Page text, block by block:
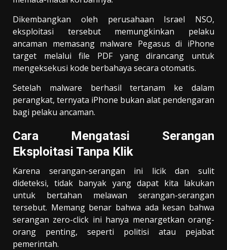
Dikembangkan oleh perusahaan Israel NSO,
eksploitasi tersebut memungkinkan pelaku
ancaman memasang malware Pegasus di iPhone
target melalui file PDF yang dirancang untuk
mengeksekusi kode berbahaya secara otomatis.
Setelah malware berhasil tertanam ke dalam
perangkat, ternyata iPhone bukan alat pendengaran
bagi pelaku ancaman.
Cara Mengatasi Serangan
Eksploitasi Tanpa Klik
Karena serangan-serangan ini licik dan sulit
dideteksi, tidak banyak yang dapat kita lakukan
untuk bertahan melawan serangan-serangan
tersebut. Memang benar bahwa ada kesan bahwa
serangan zero-click ini hanya menargetkan orang-
orang penting, seperti politisi atau pejabat
pemerintah.